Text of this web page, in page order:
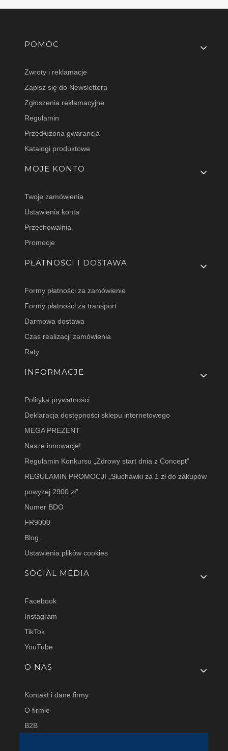
Linki w stopce
POMOC
Zwroty i reklamacje
Zapisz się do Newslettera
Zgłoszenia reklamacyjne
Regulamin
Przedłużona gwarancja
Katalogi produktowe
MOJE KONTO
Twoje zamówienia
Ustawienia konta
Przechowalnia
Promocje
PŁATNOŚCI I DOSTAWA
Formy płatności za zamówienie
Formy płatności za transport
Darmowa dostawa
Czas realizacji zamówienia
Raty
INFORMACJE
Polityka prywatności
Deklaracja dostępności sklepu internetowego
MEGA PREZENT
Nasze innowacje!
Regulamin Konkursu „Zdrowy start dnia z Concept”
REGULAMIN PROMOCJI „Słuchawki za 1 zł do zakupów
powyżej 2900 zł”
Numer BDO
FR9000
Blog
Ustawienia plików cookies
SOCIAL MEDIA
Facebook
Instagram
TikTok
YouTube
O NAS
Kontakt i dane firmy
O firmie
B2B